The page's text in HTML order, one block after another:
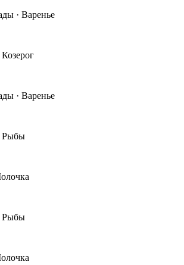
· Варенье
· Варенье
Рыбы
Рыбы